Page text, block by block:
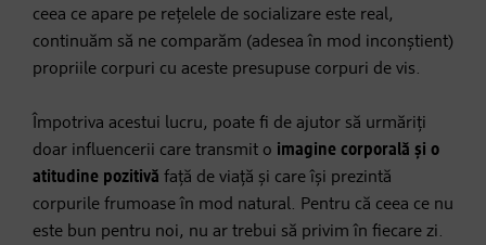
ceea ce apare pe rețelele de socializare este real,
continuăm să ne comparăm (adesea în mod inconștient)
propriile corpuri cu aceste presupuse corpuri de vis.
Împotriva acestui lucru, poate fi de ajutor să urmăriți
doar influencerii care transmit o imagine corporală și o
atitudine pozitivă față de viață și care își prezintă
corpurile frumoase în mod natural. Pentru că ceea ce nu
este bun pentru noi, nu ar trebui să privim în fiecare zi.